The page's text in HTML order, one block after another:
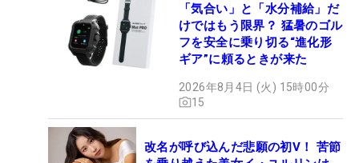
「気合い」と「水分補給」だ
けではもう限界？ 猛暑のゴル
フを安全に乗り切る“進化形
ギア”に頼るときが来た
2026年8月4日 (火) 15時00分
15
改名が呼び込んだ悲願の初V！ 苦節